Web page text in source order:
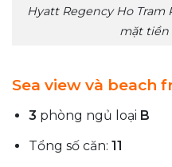
Hyatt Regency Ho
mặt tiền
Sea view và beach
3 phòng ngủ loại B
Tổng số căn: 11